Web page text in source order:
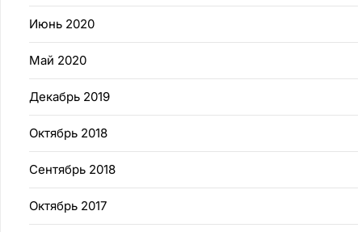
Июнь 2020
Май 2020
Декабрь 2019
Октябрь 2018
Сентябрь 2018
Октябрь 2017